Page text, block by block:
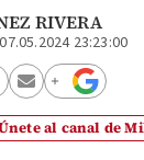
RIVERA
07.05.2024 23:23:00
al canal de